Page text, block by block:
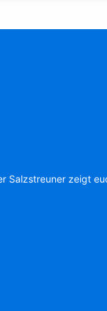
Salzstreuner zeigt